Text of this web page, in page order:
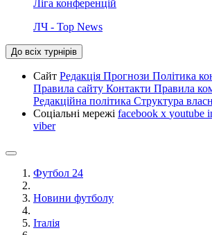
Ліга конференцій
ЛЧ - Top News
До всіх турнірів
Сайт Редакція Прогнози Політика
Правила сайту Контакти Правила
Редакційна політика Структура
Соціальні мережі facebook x youtube
viber
Футбол 24
Новини футболу
Італія